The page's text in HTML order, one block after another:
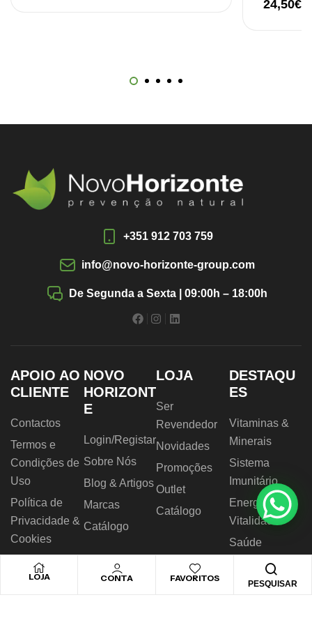
24,50€
LOJA CONTA FAVORITOS
PESQUISAR
+351 912 703 759
info@novo-horizonte-group.com
De Segunda a Sexta | 09:00h – 18:00h
APOIO AO
CLIENTE
Contactos
Termos e
Condições de
Uso
Política de
Privacidade &
Cookies
Livro de
NOVO
HORIZONT
E
Login/Registar
Sobre Nós
Blog & Artigos
Marcas
Catálogo
LOJA
Ser
Revendedor
Novidades
Promoções
Outlet
Catálogo
DESTAQU
ES
Vitaminas &
Minerais
Sistema
Imunitário
Energia &
Vitalidade
Saúde
Digestiva
Nutrição